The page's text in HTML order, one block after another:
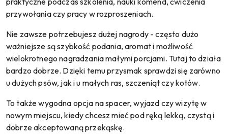
przywołania czy pracy w rozproszeniach.
Nie zawsze potrzebujesz dużej nagrody - często dużo
ważniejsze są szybkość podania, aromat i możliwość
wielokrotnego nagradzania małymi porcjami. Tutaj to działa
bardzo dobrze. Dzięki temu przysmak sprawdzi się zarówno
u dużych psów, jak i u małych ras, szczeniąt czy kotów.
To także wygodna opcja na spacer, wyjazd czy wizytę w
nowym miejscu, kiedy chcesz mieć pod ręką lekką, czystą i
dobrze akceptowaną przekąskę.